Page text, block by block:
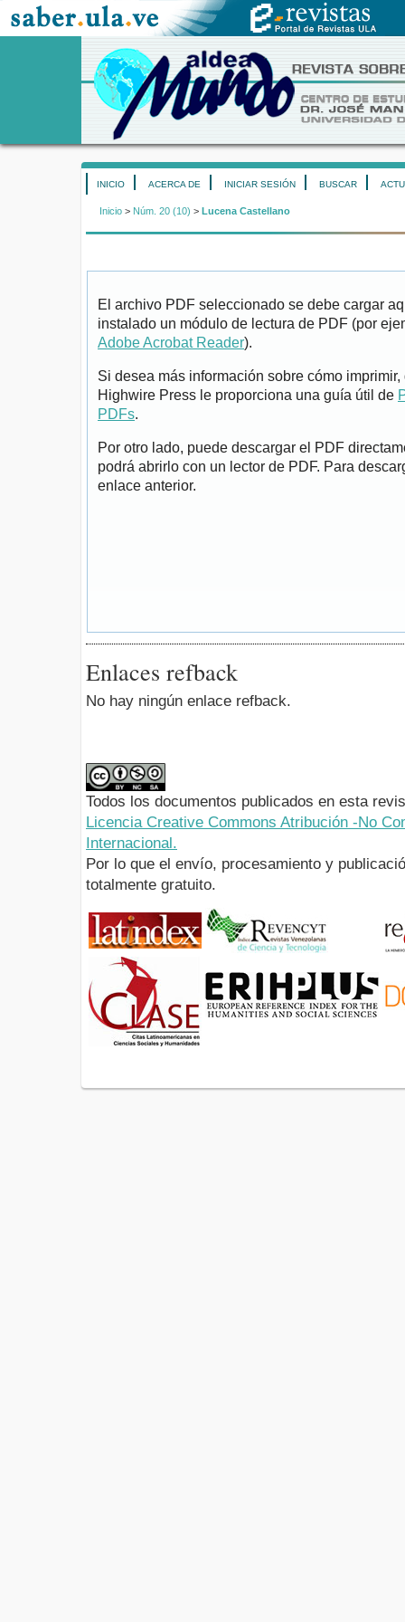
INICIO ACERCA DE INICIAR SESIÓN BUSCAR
Inicio > Núm. 20 (10) > Lucena Castellano
El archivo PDF seleccionado se debe cargar
instalado un módulo de lectura de PDF (por
Adobe Acrobat Reader).
Si desea más información sobre cómo
Highwire Press le proporciona una guía útil de
PDFs.
Por otro lado, puede descargar el PDF
podrá abrirlo con un lector de PDF. Para
enlace anterior.
Enlaces refback
No hay ningún enlace refback.
Todos los documentos publicados en esta
Licencia Creative Commons Atribución -No
Internacional.
Por lo que el envío, procesamiento y
totalmente gratuito.